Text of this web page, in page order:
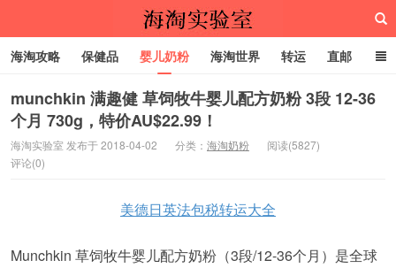
海淘实验室
海淘攻略 保健品 婴儿奶粉 海淘世界 转运 直邮
代购服务
munchkin 满趣健 草饲牧牛婴儿配方奶粉 3段 12-36
个月 730g，特价AU$22.99！
海淘实验室 发布于 2018-04-02 分类： 海淘奶粉
阅读(5827)
评论(0)
美德日英法包税转运大全
Munchkin 草饲牧牛婴儿配方奶粉（3段/12-36个月）是全球